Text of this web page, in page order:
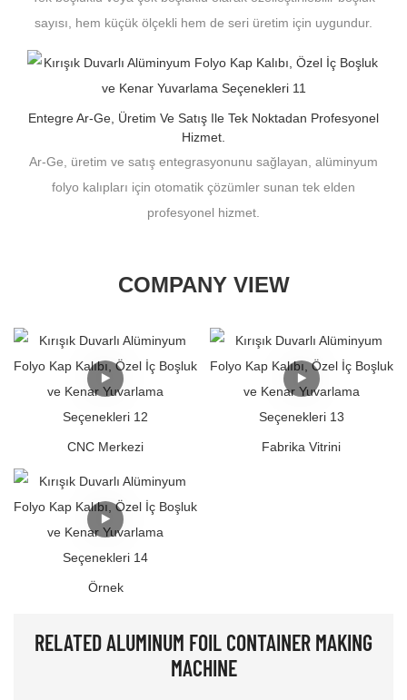
sayısı, hem küçük ölçekli hem de seri üretim için uygundur.
Entegre Ar-Ge, Üretim Ve Satış Ile Tek Noktadan Profesyonel
Hizmet.
Ar-Ge, üretim ve satış entegrasyonunu sağlayan, alüminyum
folyo kalıpları için otomatik çözümler sunan tek elden
profesyonel hizmet.
COMPANY VIEW
CNC Merkezi Fabrika Vitrini
Örnek
RELATED ALUMINUM FOIL CONTAINER MAKING
MACHINE